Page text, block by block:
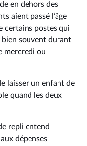
en dehors des
aient passé l’âge
certains postes qui
bien souvent durant
mercredi ou
laisser un enfant de
quand les deux
repli entend
dépenses